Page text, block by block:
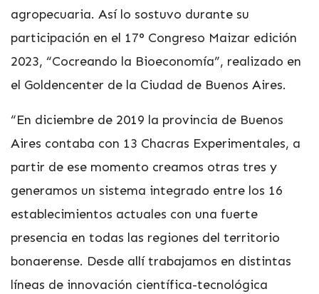
agropecuaria. Así lo sostuvo durante su
participación en el 17° Congreso Maizar edición
2023, “Cocreando la Bioeconomía”, realizado en
el Goldencenter de la Ciudad de Buenos Aires.
“En diciembre de 2019 la provincia de Buenos
Aires contaba con 13 Chacras Experimentales, a
partir de ese momento creamos otras tres y
generamos un sistema integrado entre los 16
establecimientos actuales con una fuerte
presencia en todas las regiones del territorio
bonaerense. Desde allí trabajamos en distintas
líneas de innovación científica-tecnológica